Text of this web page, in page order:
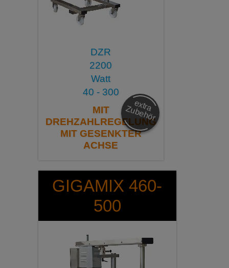
e
x
tra
Z
u
b
e
h
ö
r
DZR
2200
Watt
40 - 300
MIT
DREHZAHLREGELUNG
MIT GESENKTER
ACHSE
GIGAMIX 460-
500